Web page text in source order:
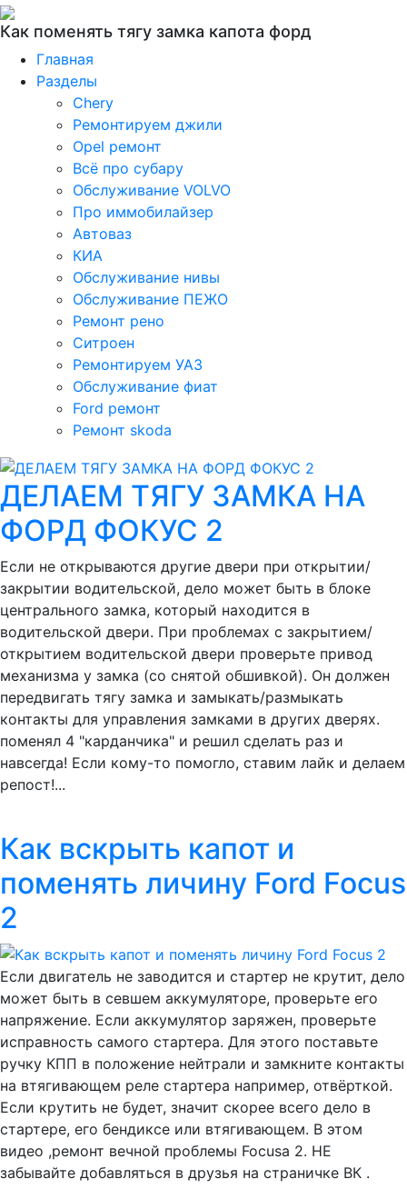
Как поменять тягу замка капота форд
Главная
Разделы
Chery
Ремонтируем джили
Opel ремонт
Всё про субару
Обслуживание VOLVO
Про иммобилайзер
Автоваз
КИА
Обслуживание нивы
Обслуживание ПЕЖО
Ремонт рено
Ситроен
Ремонтируем УАЗ
Обслуживание фиат
Ford ремонт
Ремонт skoda
ДЕЛАЕМ ТЯГУ ЗАМКА НА
ФОРД ФОКУС 2
Если не открываются другие двери при открытии/
закрытии водительской, дело может быть в блоке
центрального замка, который находится в
водительской двери. При проблемах с закрытием/
открытием водительской двери проверьте привод
механизма у замка (со снятой обшивкой). Он должен
передвигать тягу замка и замыкать/размыкать
контакты для управления замками в других дверях.
поменял 4 "карданчика" и решил сделать раз и
навсегда! Если кому-то помогло, ставим лайк и делаем
репост!...
Как вскрыть капот и
поменять личину Ford Focus
2
Если двигатель не заводится и стартер не крутит, дело
может быть в севшем аккумуляторе, проверьте его
напряжение. Если аккумулятор заряжен, проверьте
исправность самого стартера. Для этого поставьте
ручку КПП в положение нейтрали и замкните контакты
на втягивающем реле стартера например, отвёрткой.
Если крутить не будет, значит скорее всего дело в
стартере, его бендиксе или втягивающем. В этом
видео ,ремонт вечной проблемы Focusa 2. НЕ
забывайте добавляться в друзья на страничке ВК .